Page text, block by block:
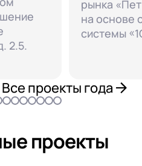
2.5.
рынка
на основе
системы
Все проекты года
проекты